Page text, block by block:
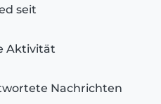
seit
Aktivität
Nachrichten